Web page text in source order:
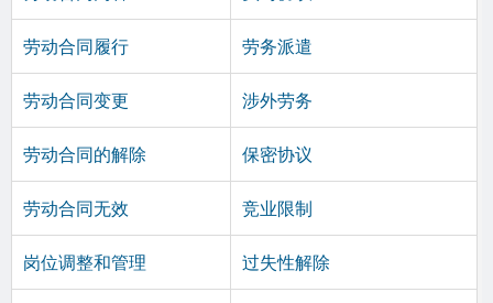
劳动合同履行 劳务派遣
劳动合同变更 涉外劳务
劳动合同的解除 保密协议
劳动合同无效 竞业限制
岗位调整和管理 过失性解除